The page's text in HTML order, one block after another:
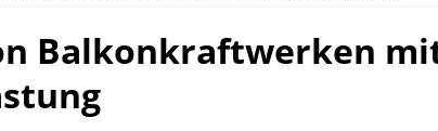
Balkonkraftwerken